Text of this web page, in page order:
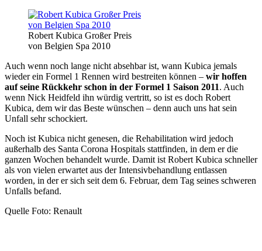
Robert Kubica Großer Preis
von Belgien Spa 2010
Auch wenn noch lange nicht absehbar ist, wann Kubica jemals
wieder ein Formel 1 Rennen wird bestreiten können – wir hoffen
auf seine Rückkehr schon in der Formel 1 Saison 2011. Auch
wenn Nick Heidfeld ihn würdig vertritt, so ist es doch Robert
Kubica, dem wir das Beste wünschen – denn auch uns hat sein
Unfall sehr schockiert.
Noch ist Kubica nicht genesen, die Rehabilitation wird jedoch
außerhalb des Santa Corona Hospitals stattfinden, in dem er die
ganzen Wochen behandelt wurde. Damit ist Robert Kubica schneller
als von vielen erwartet aus der Intensivbehandlung entlassen
worden, in der er sich seit dem 6. Februar, dem Tag seines schweren
Unfalls befand.
Quelle Foto: Renault